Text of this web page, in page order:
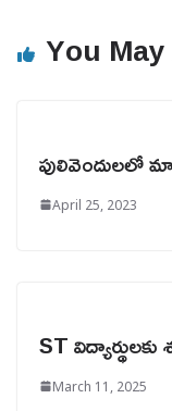
You
పులివెందులలో
April 25, 2023
ST విద్యార్థులకు
March 11, 2025